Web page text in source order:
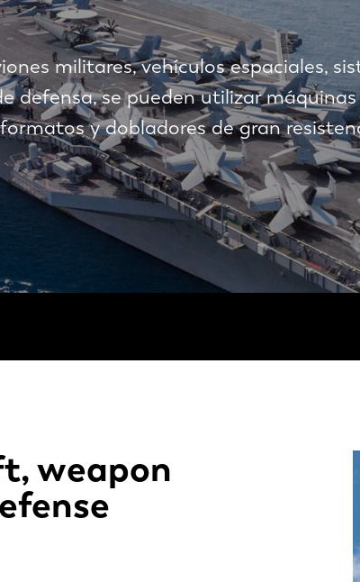
militares, vehículos espaciales,
defensa, se pueden utilizar
y dobladores de gran
weapon